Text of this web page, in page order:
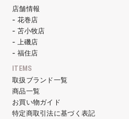
店舗情報
- 花巻店
- 苫小牧店
- 上磯店
- 福住店
ITEMS
取扱ブランド一覧
商品一覧
お買い物ガイド
特定商取引法に基づく表記